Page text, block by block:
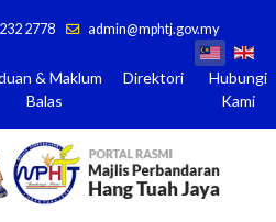
2778 admin@mphtj.gov.my
& Maklum
Balas
Direktori
Hubungi
Kami